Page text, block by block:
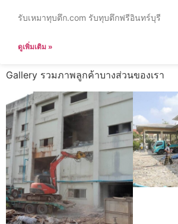
รับเหมาทุบตึก.com รับทุบตึกฟรีอินทร์บุรี
ดูเพิ่มเติม »
Gallery รวมภาพลูกค้าบางส่วนของเรา